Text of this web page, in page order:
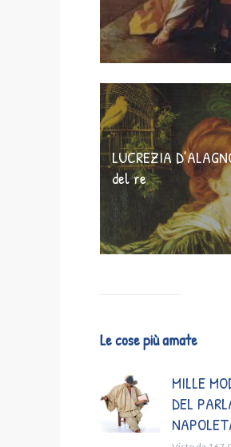
LUCREZIA
del re
Le cose più amate
MILLE
DEL